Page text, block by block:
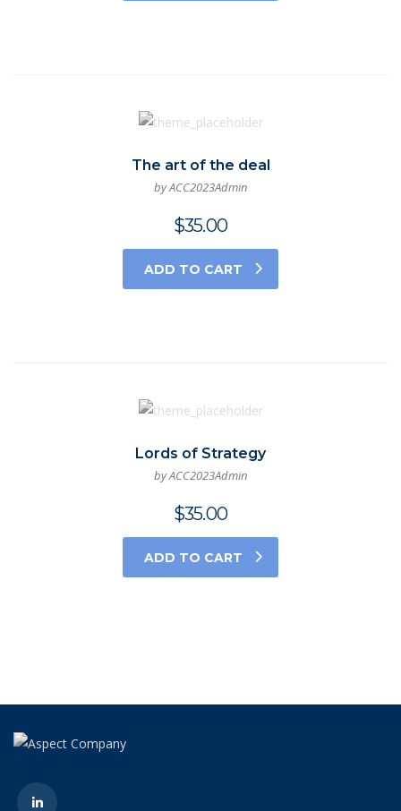
The art of the deal
by ACC2023Admin
$35.00
ADD TO CART
Lords of Strategy
by ACC2023Admin
$35.00
ADD TO CART